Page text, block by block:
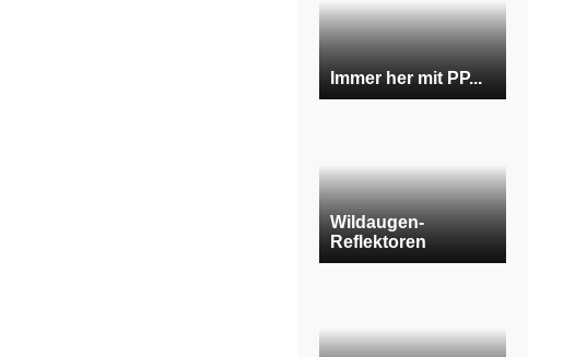
Immer her mit PP...
Wildaugen-
Reflektoren